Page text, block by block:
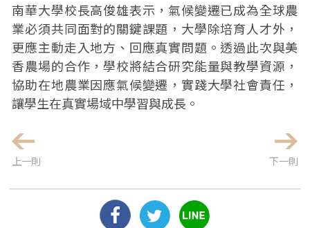
南華大學校長高俊雄表示，氣候變遷已成為全球農
業必須共同面對的關鍵課題，大學除培育人才外，
更應主動走入地方、回應真實問題。透過此次與美
香農場的合作，學校將結合研究能量與教學資源，
協助在地農業因應氣候變遷，實踐大學社會責任，
讓學生在真實場域中學習與成長。
上一則 下一則